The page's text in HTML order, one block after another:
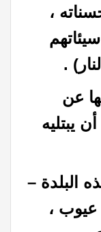
،
.
عن
يبتليه
البلدة –
عيوب ،